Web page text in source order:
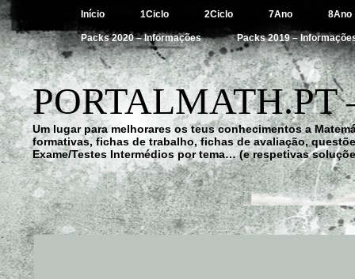
Início 1Ciclo 2Ciclo 7Ano 8Ano
Packs 2020 – Informações Packs 2019 –
Um lugar para melhorares os teus conhecimentos a
formativas, fichas de trabalho, fichas de avaliação,
Exame/Testes Intermédios por tema… (e respetivas